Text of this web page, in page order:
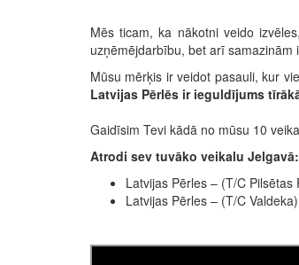
Mēs ticam, ka nākotni veido
uzņēmējdarbību, bet arī
Mūsu mērķis ir veidot pasauli, kur
Latvijas Pērlēs ir ieguldījums
Gaidīsim Tevi kādā no mūsu 10
Atrodi sev tuvāko veikalu Jelgavā:
Latvijas Pērles – (T/C
Latvijas Pērles – (T/C